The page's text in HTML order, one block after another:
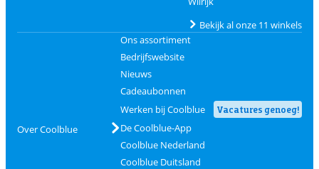
Bekijk al onze 11 winkels
Over Coolblue
Ons assortiment
Bedrijfswebsite
Nieuws
Cadeaubonnen
Werken bij Coolblue
Vacatures genoeg!
De Coolblue-App
Coolblue Nederland
Coolblue Duitsland